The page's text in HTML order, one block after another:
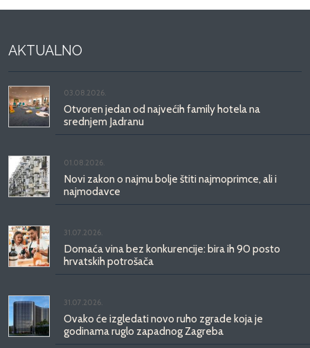
AKTUALNO
03.08.2026.
Otvoren jedan od najvećih family hotela na
srednjem Jadranu
01.08.2026.
Novi zakon o najmu bolje štiti najmoprimce, ali i
najmodavce
31.07.2026.
Domaća vina bez konkurencije: bira ih 90 posto
hrvatskih potrošača
31.07.2026.
Ovako će izgledati novo ruho zgrade koja je
godinama ruglo zapadnog Zagreba